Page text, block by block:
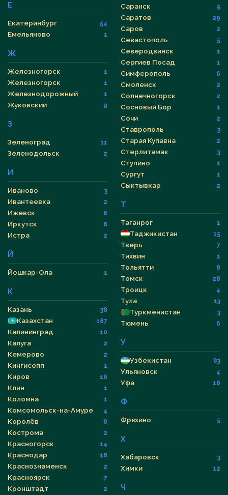
Е
Екатеринбург 54
Емельяново 1
Ж
Железногорск 1
Железногорск 1
Железнодорожный 1
Жуковский 9
З
Зеленоград 11
Зеленодольск 2
И
Иваново 3
Ивантеевка 2
Ижевск 6
Иркутск 8
Истра 2
Й
Йошкар-Ола 1
К
Казань 38
Казахстан 187
Калининград 10
Калуга 2
Кемерово 2
Кингисепп 1
Киров 16
Клин 1
Коломна 1
Комсомольск-на-Амуре 4
Королёв 8
Кострома 2
Красногорск 14
Краснодар 18
Краснознаменск 2
Красноярск 7
Кронштадт 2
Саранск 5
Саратов 29
Саров 2
Севастополь 5
Северодвинск 1
Сергиев Посад 1
Симферополь 6
Смоленск 2
Солнечногорск 2
Сосновый Бор 1
Сочи 2
Ставрополь 3
Старая Купавна 2
Стерлитамак 3
Ступино 1
Сургут 1
Сыктывкар 2
Т
Таганрог 1
Таджикистан 15
Тверь 7
Тихвин 1
Тольятти 8
Томск 28
Троицк 4
Тула 13
Туркменистан 3
Тюмень 6
У
Узбекистан 83
Ульяновск 4
Уфа 16
Ф
Фрязино 5
Х
Хабаровск 3
Химки 12
Ч